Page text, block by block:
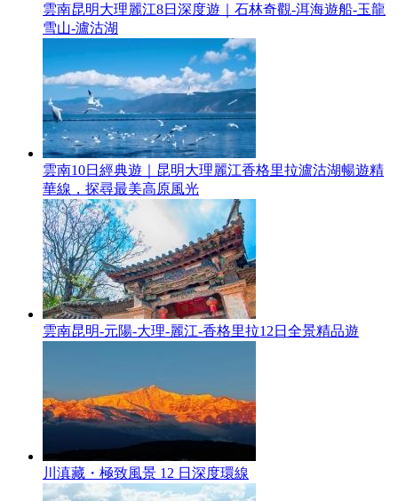
雲南昆明大理麗江8日深度遊｜石林奇觀-洱海遊船-玉龍
雪山-瀘沽湖
雲南10日經典遊｜昆明大理麗江香格里拉瀘沽湖暢遊精
華線，探尋最美高原風光
雲南昆明-元陽-大理-麗江-香格里拉12日全景精品遊
川滇藏・極致風景 12 日深度環線